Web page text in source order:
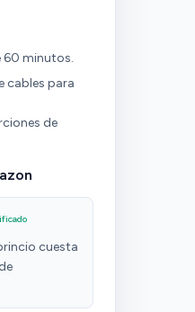
60 minutos.
cables para
de
cuesta